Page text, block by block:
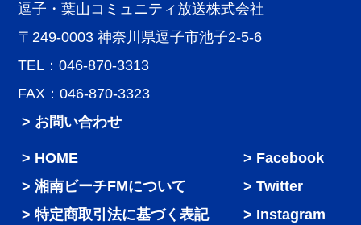
逗子・葉山コミュニティ放送株式会社
〒249-0003 神奈川県逗子市池子2-5-6
TEL：046-870-3313
FAX：046-870-3323
> お問い合わせ
HOME
湘南ビーチFMについて
特定商取引法に基づく表記
Facebook
Twitter
Instagram